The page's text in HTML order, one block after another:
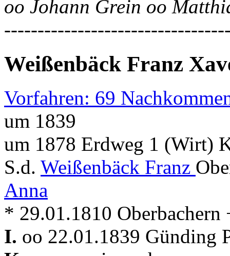
oo Johann Grein oo
Weißenbäck Franz
Vorfahren: 69
um 1839
um 1878 Erdweg 1 (Wirt)
S.d. Weißenbäck Franz
Anna
* 29.01.1810
I. oo 22.01.1839 Günding